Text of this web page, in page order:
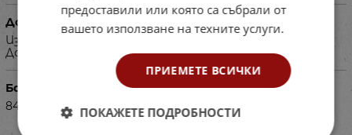
Допълнителна информация
Изисква се авансово плащане на 50% от сумата.
Доставя се в сглобен вид.
Баркод (ISBN, UPC, др.)
840406
предоставили или която са събрали от
вашето използване на техните услуги.
ПРИЕМЕТЕ ВСИЧКИ
ПОКАЖЕТЕ ПОДРОБНОСТИ